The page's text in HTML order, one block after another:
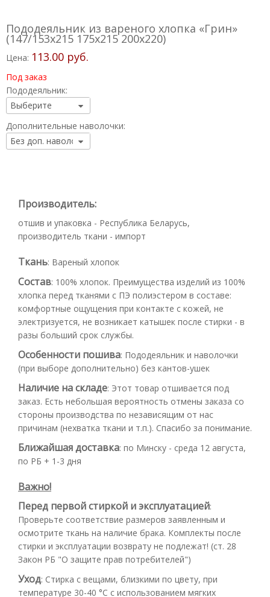
Пододеяльник из вареного хлопка «Грин»
(147/153х215 175х215 200х220)
Цена: 113.00 руб.
Под заказ
Пододеяльник:
Дополнительные наволочки:
Производитель:
отшив и упаковка - Республика Беларусь,
производитель ткани - импорт
Ткань: Вареный хлопок
Состав: 100% хлопок. Преимущества изделий из 100%
хлопка перед тканями с ПЭ полиэстером в составе:
комфортные ощущения при контакте с кожей, не
электризуется, не возникает катышек после стирки - в
разы больший срок службы.
Особенности пошива: Пододеяльник и наволочки
(при выборе дополнительно) без кантов-ушек
Наличие на складе: Этот товар отшивается под
заказ. Есть небольшая вероятность отмены заказа со
стороны производства по независящим от нас
причинам (нехватка ткани и т.п.). Спасибо за понимание.
Ближайшая доставка: по Минску - среда 12 августа,
по РБ + 1-3 дня
Важно!
Перед первой стиркой и эксплуатацией:
Проверьте соответствие размеров заявленным и
осмотрите ткань на наличие брака. Комплекты после
стирки и эксплуатации возврату не подлежат! (ст. 28
Закон РБ "О защите прав потребителей")
Уход: Стирка с вещами, близкими по цвету, при
температуре 30-40 °С с использованием мягких